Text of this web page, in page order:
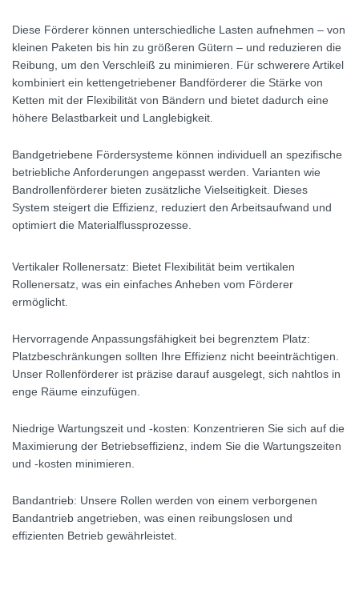
Diese Förderer können unterschiedliche Lasten aufnehmen – von
kleinen Paketen bis hin zu größeren Gütern – und reduzieren die
Reibung, um den Verschleiß zu minimieren. Für schwerere Artikel
kombiniert ein kettengetriebener Bandförderer die Stärke von
Ketten mit der Flexibilität von Bändern und bietet dadurch eine
höhere Belastbarkeit und Langlebigkeit.
Bandgetriebene Fördersysteme können individuell an spezifische
betriebliche Anforderungen angepasst werden. Varianten wie
Bandrollenförderer bieten zusätzliche Vielseitigkeit. Dieses
System steigert die Effizienz, reduziert den Arbeitsaufwand und
optimiert die Materialflussprozesse.
Vertikaler Rollenersatz: Bietet Flexibilität beim vertikalen
Rollenersatz, was ein einfaches Anheben vom Förderer
ermöglicht.
Hervorragende Anpassungsfähigkeit bei begrenztem Platz:
Platzbeschränkungen sollten Ihre Effizienz nicht beeinträchtigen.
Unser Rollenförderer ist präzise darauf ausgelegt, sich nahtlos in
enge Räume einzufügen.
Niedrige Wartungszeit und -kosten: Konzentrieren Sie sich auf die
Maximierung der Betriebseffizienz, indem Sie die Wartungszeiten
und -kosten minimieren.
Bandantrieb: Unsere Rollen werden von einem verborgenen
Bandantrieb angetrieben, was einen reibungslosen und
effizienten Betrieb gewährleistet.